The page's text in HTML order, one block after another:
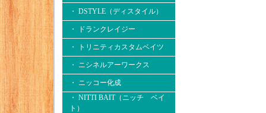
・ DSTYLE（ディスタイル）
・ ドランクレイジー
・ トリニティカスタムベイツ
・ ニシネルアーワークス
・ ニッコー化成
・ NITTI BAIT（ニッチ ベイ
ト）